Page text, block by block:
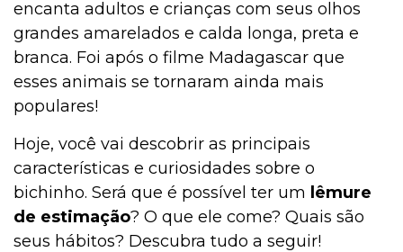
encanta adultos e crianças com seus olhos
grandes amarelados e calda longa, preta e
branca. Foi após o filme Madagascar que
esses animais se tornaram ainda mais
populares!
Hoje, você vai descobrir as principais
características e curiosidades sobre o
bichinho. Será que é possível ter um lêmure
de estimação? O que ele come? Quais são
seus hábitos? Descubra tudo a seguir!